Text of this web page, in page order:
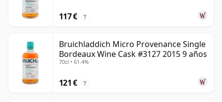
117 € ?
Bruichladdich Micro Provenance Single
Bordeaux Wine Cask #3127 2015 9 años
70cl • 61.4%
121 € ?